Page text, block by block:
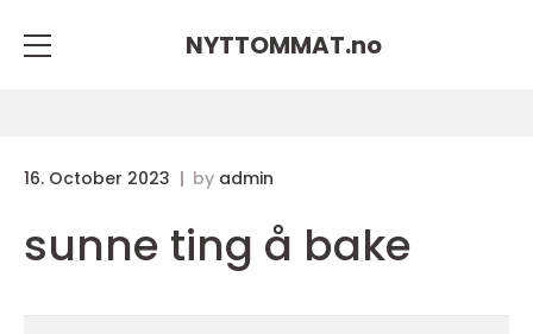
NYTTOMMAT.no
16. October 2023 by admin
sunne ting å bake